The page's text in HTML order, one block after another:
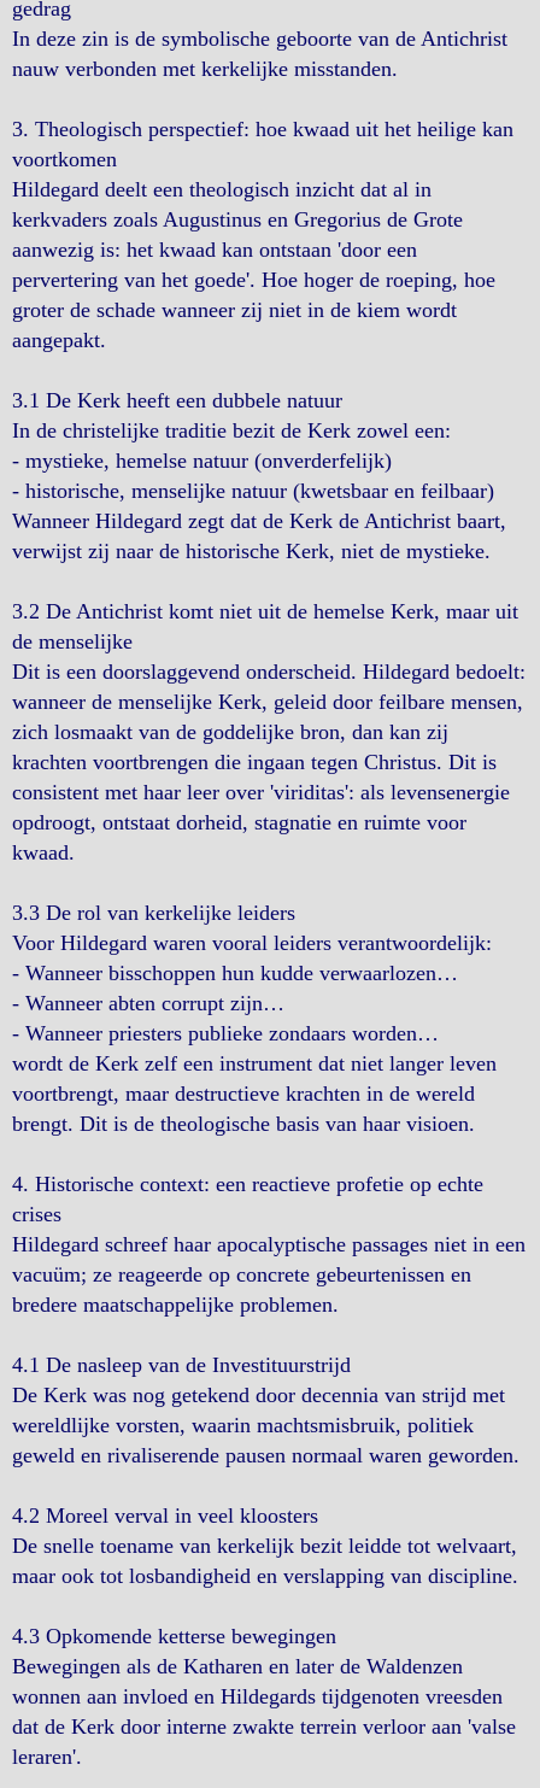
gedrag
In deze zin is de symbolische geboorte van de Antichrist
nauw verbonden met kerkelijke misstanden.
3. Theologisch perspectief: hoe kwaad uit het heilige kan
voortkomen
Hildegard deelt een theologisch inzicht dat al in
kerkvaders zoals Augustinus en Gregorius de Grote
aanwezig is: het kwaad kan ontstaan 'door een
pervertering van het goede'. Hoe hoger de roeping, hoe
groter de schade wanneer zij niet in de kiem wordt
aangepakt.
3.1 De Kerk heeft een dubbele natuur
In de christelijke traditie bezit de Kerk zowel een:
- mystieke, hemelse natuur (onverderfelijk)
- historische, menselijke natuur (kwetsbaar en feilbaar)
Wanneer Hildegard zegt dat de Kerk de Antichrist baart,
verwijst zij naar de historische Kerk, niet de mystieke.
3.2 De Antichrist komt niet uit de hemelse Kerk, maar uit
de menselijke
Dit is een doorslaggevend onderscheid. Hildegard bedoelt:
wanneer de menselijke Kerk, geleid door feilbare mensen,
zich losmaakt van de goddelijke bron, dan kan zij
krachten voortbrengen die ingaan tegen Christus. Dit is
consistent met haar leer over 'viriditas': als levensenergie
opdroogt, ontstaat dorheid, stagnatie en ruimte voor
kwaad.
3.3 De rol van kerkelijke leiders
Voor Hildegard waren vooral leiders verantwoordelijk:
- Wanneer bisschoppen hun kudde verwaarlozen…
- Wanneer abten corrupt zijn…
- Wanneer priesters publieke zondaars worden…
wordt de Kerk zelf een instrument dat niet langer leven
voortbrengt, maar destructieve krachten in de wereld
brengt. Dit is de theologische basis van haar visioen.
4. Historische context: een reactieve profetie op echte
crises
Hildegard schreef haar apocalyptische passages niet in een
vacuüm; ze reageerde op concrete gebeurtenissen en
bredere maatschappelijke problemen.
4.1 De nasleep van de Investituurstrijd
De Kerk was nog getekend door decennia van strijd met
wereldlijke vorsten, waarin machtsmisbruik, politiek
geweld en rivaliserende pausen normaal waren geworden.
4.2 Moreel verval in veel kloosters
De snelle toename van kerkelijk bezit leidde tot welvaart,
maar ook tot losbandigheid en verslapping van discipline.
4.3 Opkomende ketterse bewegingen
Bewegingen als de Katharen en later de Waldenzen
wonnen aan invloed en Hildegards tijdgenoten vreesden
dat de Kerk door interne zwakte terrein verloor aan 'valse
leraren'.